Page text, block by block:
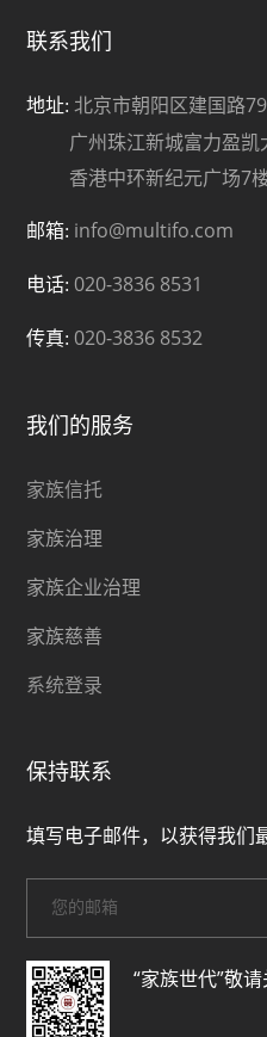
联系我们
地址: 北京市朝阳区建国路
广州珠江新城富力盈凯
香港中环新纪元广场7
邮箱: info@multifo.com
电话: 020-3836 8531
传真: 020-3836 8532
我们的服务
家族信托
家族治理
家族企业治理
家族慈善
系统登录
保持联系
填写电子邮件，以获得我们
“家族世代”敬